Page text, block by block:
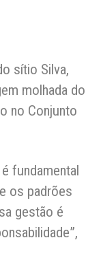
sítio Silva,
molhada do
no Conjunto
fundamental
os padrões
gestão é